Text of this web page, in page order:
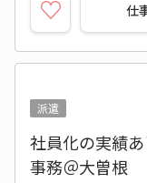
仕
派遣
社員化の実績
事務＠大曽根